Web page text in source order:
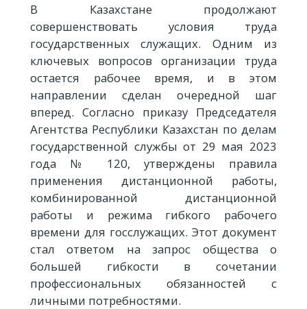
В Казахстане продолжают
совершенствовать условия труда
государственных служащих. Одним из
ключевых вопросов организации труда
остается рабочее время, и в этом
направлении сделан очередной шаг
вперед. Согласно приказу Председателя
Агентства Республики Казахстан по делам
государственной службы от 29 мая 2023
года № 120, утверждены правила
применения дистанционной работы,
комбинированной дистанционной
работы и режима гибкого рабочего
времени для госслужащих. Этот документ
стал ответом на запрос общества о
большей гибкости в сочетании
профессиональных обязанностей с
личными потребностями.